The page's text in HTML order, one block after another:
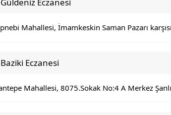
Mahallesi, İmamkeskin Saman Pazarı
Baziki Eczanesi
Mahallesi, 8075.Sokak No:4 A Merkez